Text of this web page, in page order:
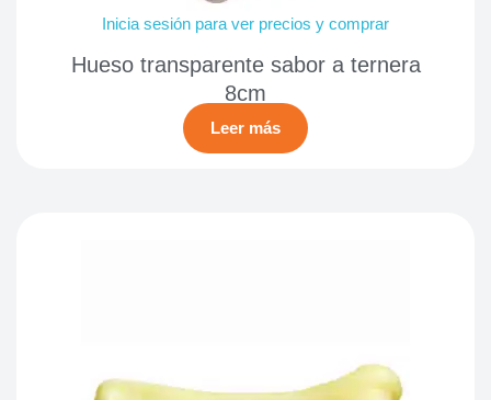
Inicia sesión para ver precios y comprar
Hueso transparente sabor a ternera
8cm
Leer más